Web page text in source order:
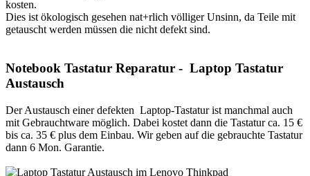
kosten.
Dies ist ökologisch gesehen nat+rlich völliger Unsinn, da Teile mit
getauscht werden müssen die nicht defekt sind.
Notebook Tastatur Reparatur - Laptop Tastatur
Austausch
Der Austausch einer defekten Laptop-Tastatur ist manchmal auch
mit Gebrauchtware möglich. Dabei kostet dann die Tastatur ca. 15 €
bis ca. 35 € plus dem Einbau. Wir geben auf die gebrauchte Tastatur
dann 6 Mon. Garantie.